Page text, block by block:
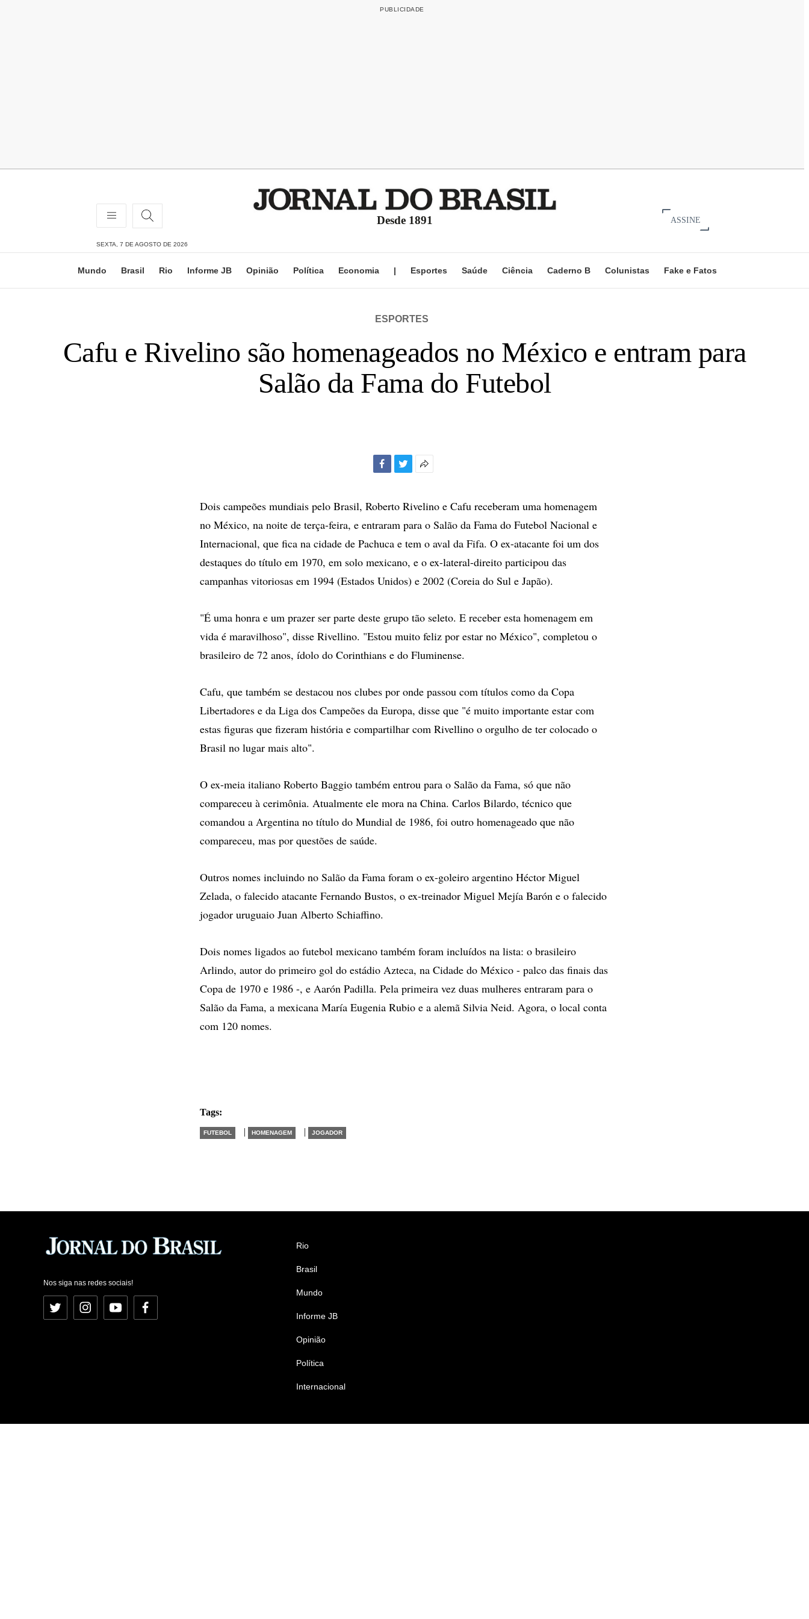
Desde 1891 ASSINE
SEXTA, 7 DE AGOSTO DE 2026
Mundo Brasil Rio Informe JB Opinião Política Economia | Esportes Saúde Ciência Caderno B Colunistas Fake e Fatos
ESPORTES
Cafu e Rivelino são homenageados no México e entram para
Salão da Fama do Futebol
compartilhamento
Dois campeões mundiais pelo Brasil, Roberto Rivelino e Cafu receberam uma homenagem
no México, na noite de terça-feira, e entraram para o Salão da Fama do Futebol Nacional e
Internacional, que fica na cidade de Pachuca e tem o aval da Fifa. O ex-atacante foi um dos
destaques do título em 1970, em solo mexicano, e o ex-lateral-direito participou das
campanhas vitoriosas em 1994 (Estados Unidos) e 2002 (Coreia do Sul e Japão).
"É uma honra e um prazer ser parte deste grupo tão seleto. E receber esta homenagem em
vida é maravilhoso", disse Rivellino. "Estou muito feliz por estar no México", completou o
brasileiro de 72 anos, ídolo do Corinthians e do Fluminense.
Cafu, que também se destacou nos clubes por onde passou com títulos como da Copa
Libertadores e da Liga dos Campeões da Europa, disse que "é muito importante estar com
estas figuras que fizeram história e compartilhar com Rivellino o orgulho de ter colocado o
Brasil no lugar mais alto".
O ex-meia italiano Roberto Baggio também entrou para o Salão da Fama, só que não
compareceu à cerimônia. Atualmente ele mora na China. Carlos Bilardo, técnico que
comandou a Argentina no título do Mundial de 1986, foi outro homenageado que não
compareceu, mas por questões de saúde.
Outros nomes incluindo no Salão da Fama foram o ex-goleiro argentino Héctor Miguel
Zelada, o falecido atacante Fernando Bustos, o ex-treinador Miguel Mejía Barón e o falecido
jogador uruguaio Juan Alberto Schiaffino.
Dois nomes ligados ao futebol mexicano também foram incluídos na lista: o brasileiro
Arlindo, autor do primeiro gol do estádio Azteca, na Cidade do México - palco das finais das
Copa de 1970 e 1986 -, e Aarón Padilla. Pela primeira vez duas mulheres entraram para o
Salão da Fama, a mexicana María Eugenia Rubio e a alemã Silvia Neid. Agora, o local conta
com 120 nomes.
Tags:
FUTEBOL | HOMENAGEM | JOGADOR
Nos siga nas redes sociais!
Twitter InstagramYouTubeFacebook
Rio
Brasil
Mundo
Informe JB
Opinião
Política
Internacional